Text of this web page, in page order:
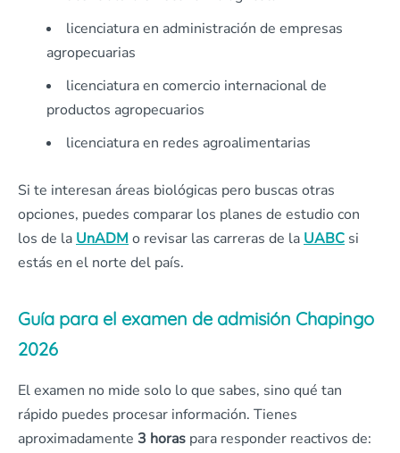
licenciatura en administración de empresas
agropecuarias
licenciatura en comercio internacional de
productos agropecuarios
licenciatura en redes agroalimentarias
Si te interesan áreas biológicas pero buscas otras
opciones, puedes comparar los planes de estudio con
los de la UnADM o revisar las carreras de la UABC si
estás en el norte del país.
Guía para el examen de admisión Chapingo
2026
El examen no mide solo lo que sabes, sino qué tan
rápido puedes procesar información. Tienes
aproximadamente 3 horas para responder reactivos de: